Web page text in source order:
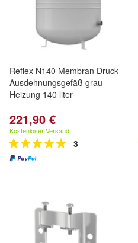
Reflex N140 Membran Druck
Ausdehnungsgefäß grau
Heizung 140 liter
221,90 €
Kostenloser Versand
3